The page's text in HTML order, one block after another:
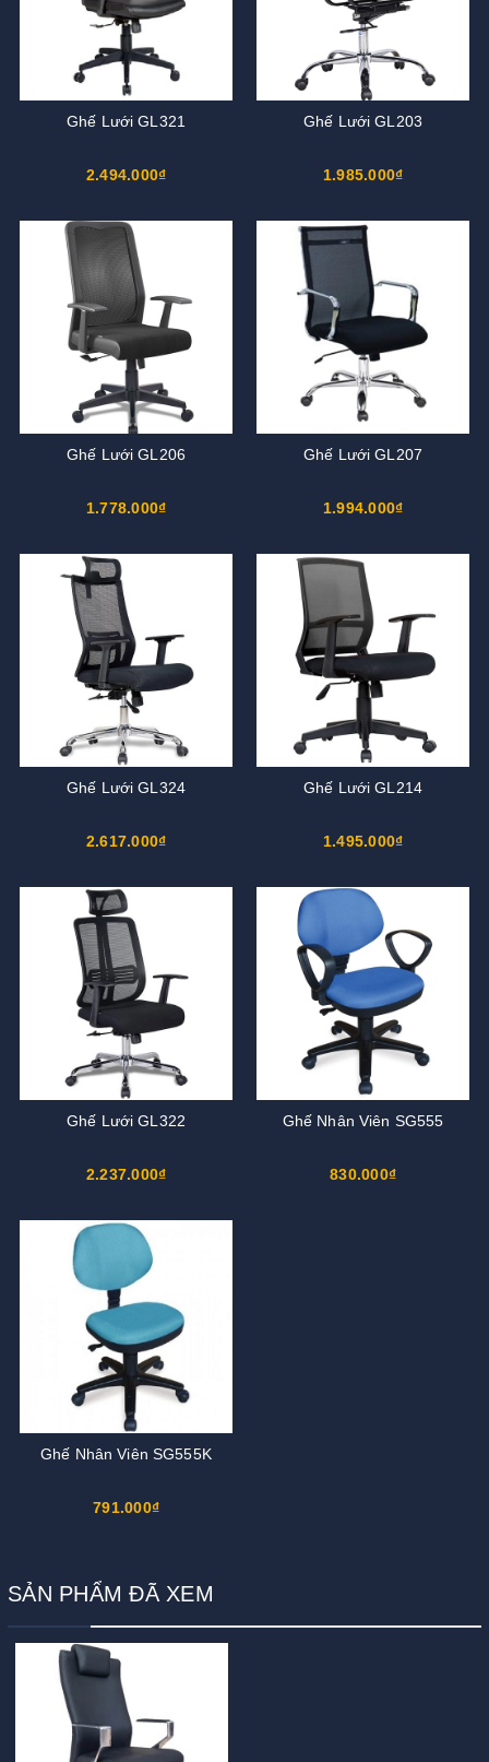
Ghế Lưới GL321
2.494.000₫
Ghế Lưới GL203
1.985.000₫
Ghế Lưới GL206
1.778.000₫
Ghế Lưới GL207
1.994.000₫
Ghế Lưới GL324
2.617.000₫
Ghế Lưới GL214
1.495.000₫
Ghế Lưới GL322
2.237.000₫
Ghế Nhân Viên SG555
830.000₫
Ghế Nhân Viên SG555K
791.000₫
SẢN PHẨM ĐÃ XEM